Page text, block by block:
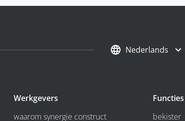
Nederlands
Werkgevers
waarom synergie construct
Functies
bekister